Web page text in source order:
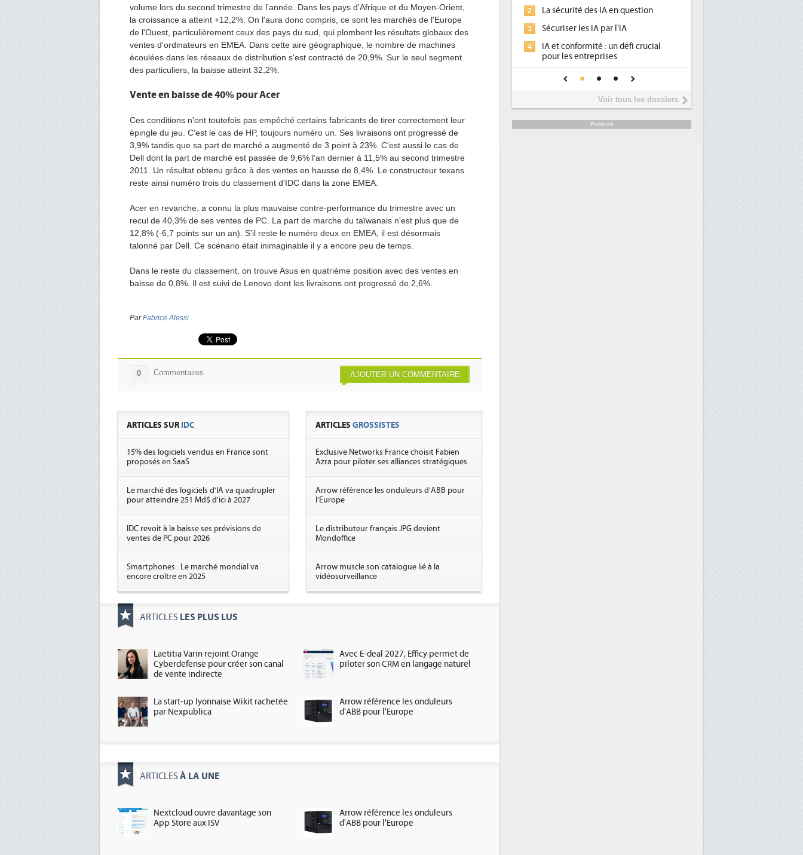
volume lors du second trimestre de l'année. Dans les pays d'Afrique et du Moyen-Orient,
la croissance a atteint +12,2%. On l'aura donc compris, ce sont les marchés de l'Europe
de l'Ouest, particulièrement ceux des pays du sud, qui plombent les résultats globaux des
ventes d'ordinateurs en EMEA. Dans cette aire géographique, le nombre de machines
écoulées dans les réseaux de distribution s'est contracté de 20,9%. Sur le seul segment
des particuliers, la baisse atteint 32,2%.
Vente en baisse de 40% pour Acer
Ces conditions n'ont toutefois pas empêché certains fabricants de tirer correctement leur
épingle du jeu. C'est le cas de HP, toujours numéro un. Ses livraisons ont progressé de
3,9% tandis que sa part de marché a augmenté de 3 point à 23%. C'est aussi le cas de
Dell dont la part de marché est passée de 9,6% l'an dernier à 11,5% au second trimestre
2011. Un résultat obtenu grâce à des ventes en hausse de 8,4%. Le constructeur texans
reste ainsi numéro trois du classement d'IDC dans la zone EMEA.
Acer en revanche, a connu la plus mauvaise contre-performance du trimestre avec un
recul de 40,3% de ses ventes de PC. La part de marche du taïwanais n'est plus que de
12,8% (-6,7 points sur un an). S'il reste le numéro deux en EMEA, il est désormais
talonné par Dell. Ce scénario était inimaginable il y a encore peu de temps.
Dans le reste du classement, on trouve Asus en quatrième position avec des ventes en
baisse de 0,8%. Il est suivi de Lenovo dont les livraisons ont progressé de 2,6%.
ParFabrice Alessi
AJOUTER UN COMMENTAIRE
0 Commentaires
ARTICLES SUR IDC
15% des logiciels vendus en France sont
proposés en SaaS
Le marché des logiciels d'IA va quadrupler
pour atteindre 251 Md$ d'ici à 2027
IDC revoit à la baisse ses prévisions de
ventes de PC pour 2026
Smartphones : Le marché mondial va
encore croître en 2025
ARTICLESGROSSISTES
Exclusive Networks France choisit Fabien
Azra pour piloter ses alliances stratégiques
Arrow référence les onduleurs d'ABB pour
l'Europe
Le distributeur français JPG devient
Mondoffice
Arrow muscle son catalogue lié à la
vidéosurveillance
ARTICLES LES PLUS LUS
Laetitia Varin rejoint Orange
Cyberdefense pour créer son canal
de vente indirecte
Avec E-deal 2027, Efficy permet de
piloter son CRM en langage naturel
La start-up lyonnaise Wikit rachetée
par Nexpublica
Arrow référence les onduleurs
d'ABB pour l'Europe
ARTICLES À LA UNE
Nextcloud ouvre davantage son
App Store aux ISV
Arrow référence les onduleurs
d'ABB pour l'Europe
La sécurité des IA en question
Sécuriser les IA par l'IA
IA et conformité : un défi crucial
pour les entreprises
Une IA de confiance pour une IA
Phocea DC dans les cordes pour la
Interview de Fabrice Coquio,
président de Digital Realty...
6
Trimestriels IBM : L'activité
soutient les...
Voir tous les dossiers
Publicité